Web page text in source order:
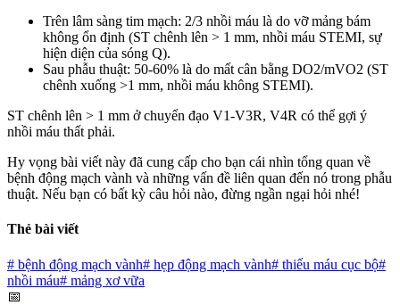
Trên lâm sàng tim mạch: 2/3 nhồi máu là do vỡ mảng bám
không ổn định (ST chênh lên > 1 mm, nhồi máu STEMI, sự
hiện diện của sóng Q).
Sau phẫu thuật: 50-60% là do mất cân bằng DO2/mVO2 (ST
chênh xuống >1 mm, nhồi máu không STEMI).
ST chênh lên > 1 mm ở chuyển đạo V1-V3R, V4R có thể gợi ý
nhồi máu thất phải.
Hy vọng bài viết này đã cung cấp cho bạn cái nhìn tổng quan về
bệnh động mạch vành và những vấn đề liên quan đến nó trong phẫu
thuật. Nếu bạn có bất kỳ câu hỏi nào, đừng ngần ngại hỏi nhé!
Thẻ bài viết
# bệnh động mạch vành# hẹp động mạch vành# thiếu máu cục bộ#
nhồi máu# mảng xơ vữa
📅